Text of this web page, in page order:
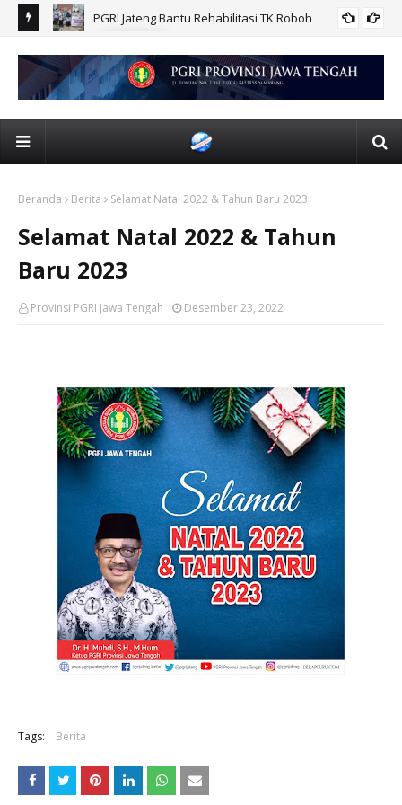
PGRI Jateng Bantu Rehabilitasi TK Roboh
Beranda Berita Selamat Natal 2022 & Tahun Baru 2023
Selamat Natal 2022 & Tahun
Baru 2023
Provinsi PGRI Jawa Tengah Desember 23, 2022
Tags: Berita